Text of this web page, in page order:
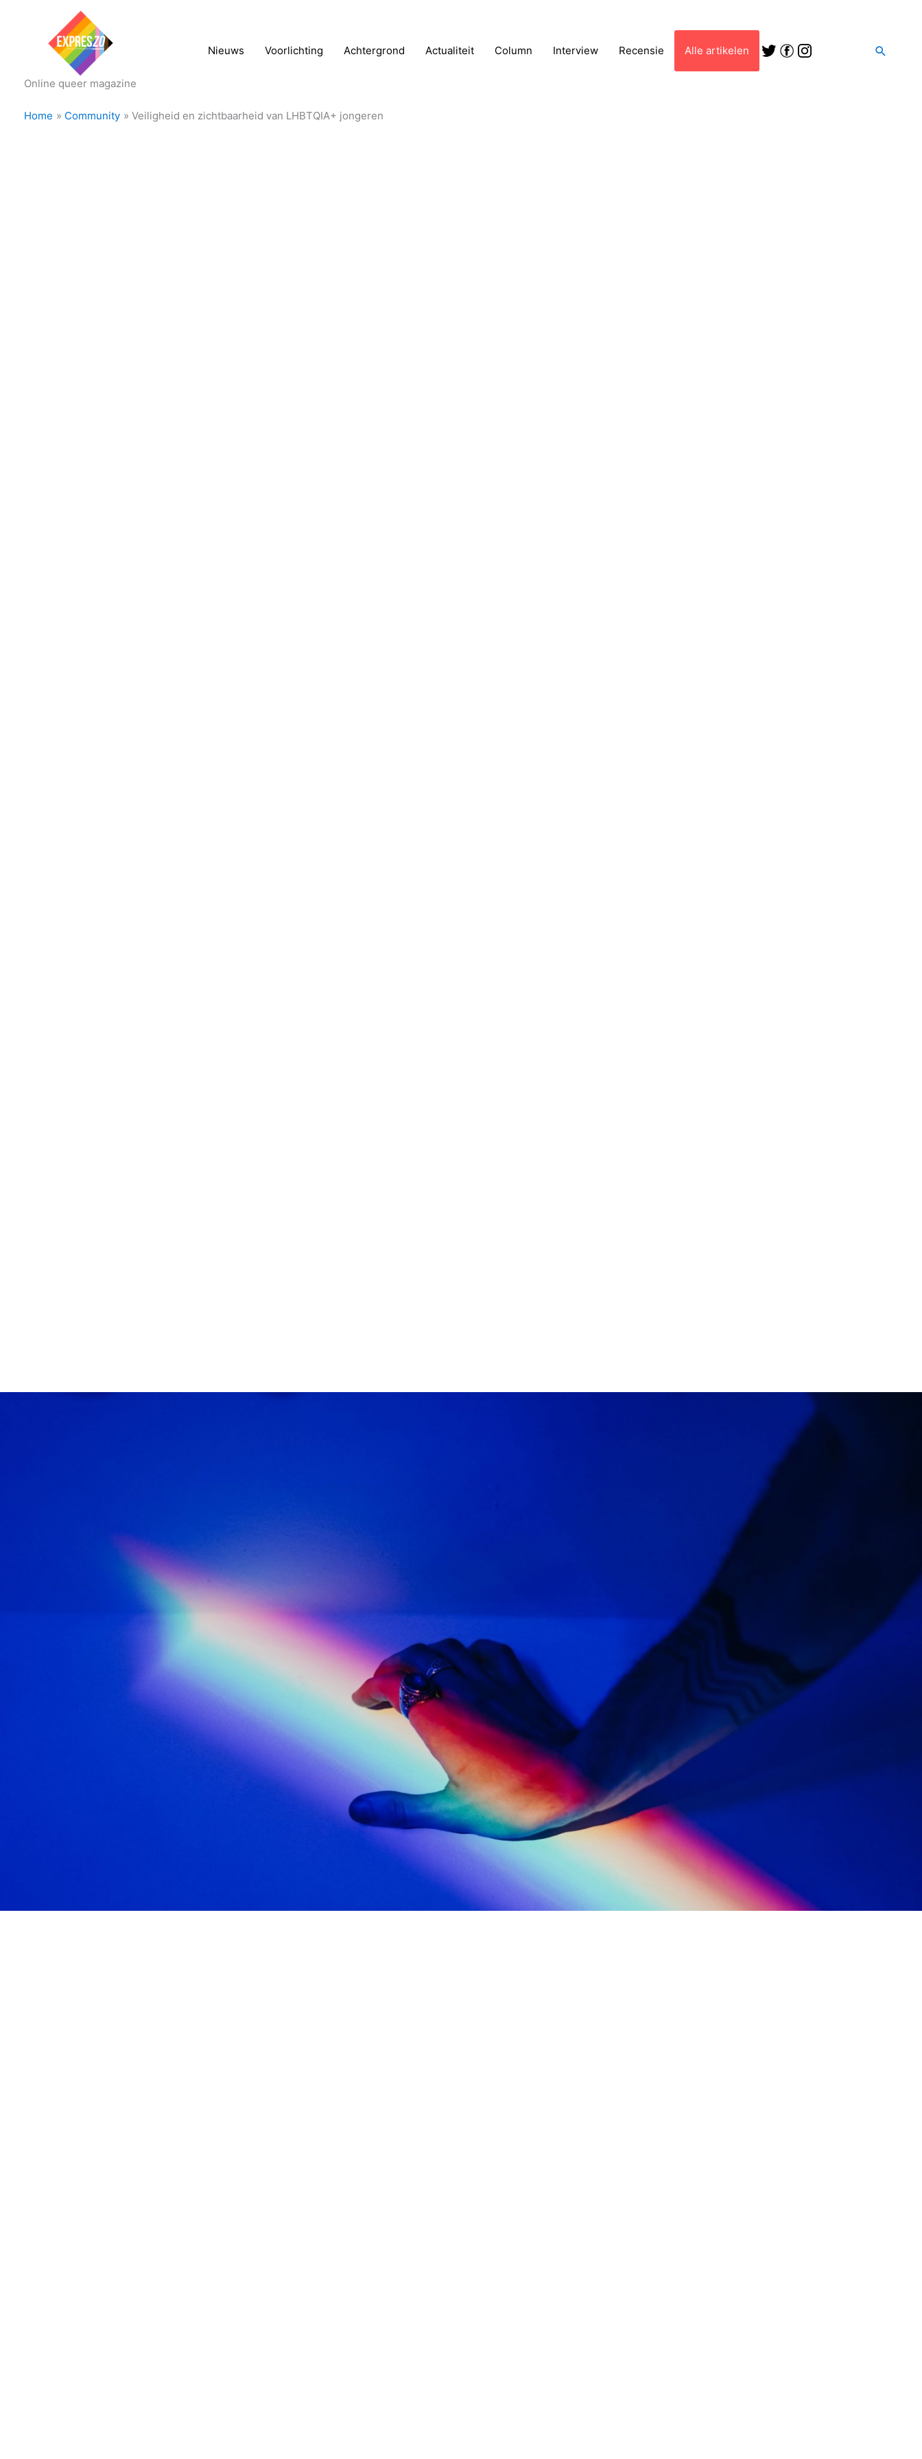
Online queer magazine
Nieuws Voorlichting Achtergrond Actualiteit Column Interview Recensie Alle artikelen Zoeken
Home Community Veiligheid en zichtbaarheid van LHBTQIA+ jongeren